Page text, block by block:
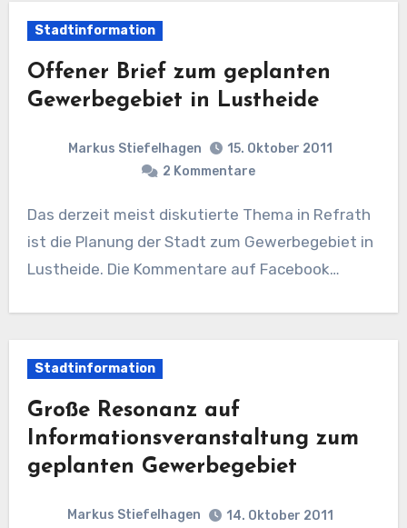
Stadtinformation
Offener Brief zum geplanten
Gewerbegebiet in Lustheide
Markus Stiefelhagen
15. Oktober 2011
2 Kommentare
Das derzeit meist diskutierte Thema in Refrath
ist die Planung der Stadt zum Gewerbegebiet in
Lustheide. Die Kommentare auf Facebook…
Stadtinformation
Große Resonanz auf
Informationsveranstaltung zum
geplanten Gewerbegebiet
Markus Stiefelhagen 14. Oktober 2011